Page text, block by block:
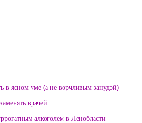
в ясном уме (а не ворчливым занудой)
врачей
алкоголем в Ленобласти